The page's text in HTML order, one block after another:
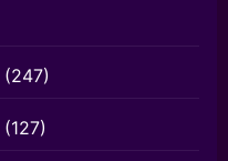
(247)
(127)